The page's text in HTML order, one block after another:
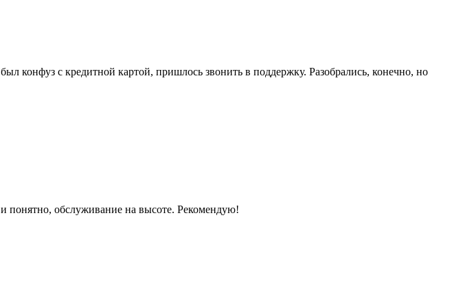
конфуз с кредитной картой, пришлось звонить в поддержку. Разобрались, конечно, но
понятно, обслуживание на высоте. Рекомендую!